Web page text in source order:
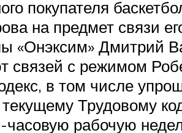
покупателя
на предмет связи
«Онэксим» Дмитрий
с режимом
в том числе
Трудовому
часовую рабочую